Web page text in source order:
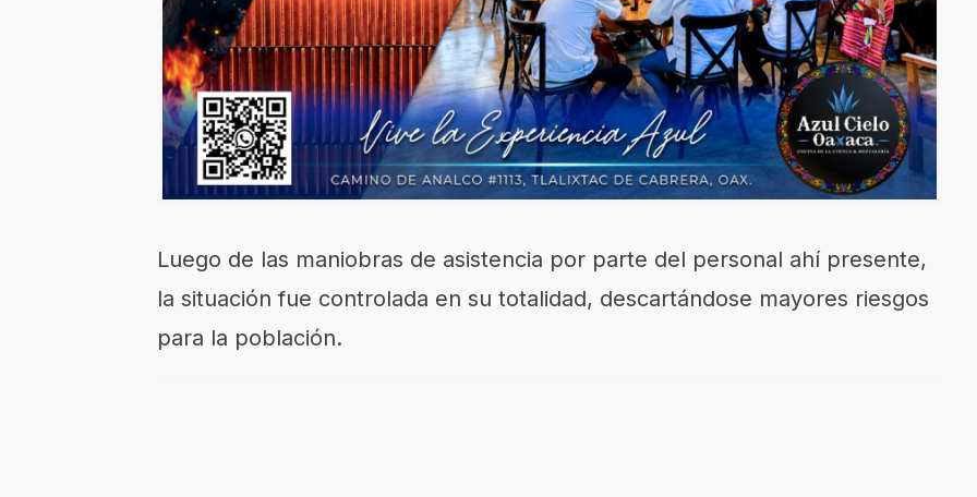
Luego de las maniobras de asistencia por parte del personal ahí presente,
la situación fue controlada en su totalidad, descartándose mayores riesgos
para la población.